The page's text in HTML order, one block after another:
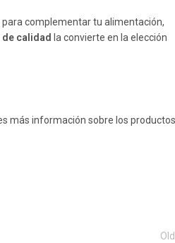
para complementar tu alimentación,
calidad la convierte en la elección
más información sobre los productos